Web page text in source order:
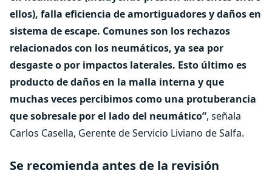
ellos), falla eficiencia de amortiguadores y daños en
sistema de escape. Comunes son los rechazos
relacionados con los neumáticos, ya sea por
desgaste o por impactos laterales. Esto último es
producto de daños en la malla interna y que
muchas veces percibimos como una protuberancia
que sobresale por el lado del neumático”, señala
Carlos Casella, Gerente de Servicio Liviano de Salfa.
Se recomienda antes de la revisión